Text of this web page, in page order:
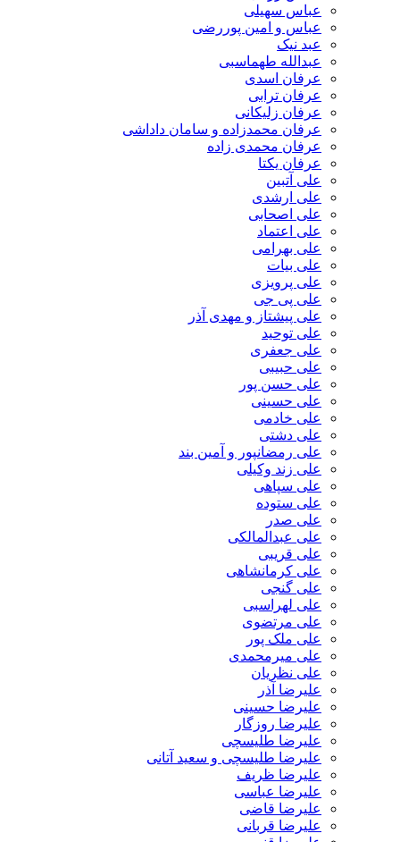
عباس سهیلی
عباس و امین پوررضی
عبد نیک
عبدالله طهماسبی‎
عرفان اسدی
عرفان ترابی
عرفان زلیکانی
عرفان محمدزاده و سامان داداشی
عرفان محمدی زاده
عرفان یکتا
علی آتبین
علی ارشدی
علی اصحابی
علی اعتماد
علی بهرامی
علی بیات
علی پرویزی
علی پی جی
علی پیشتاز و مهدی آذر
علی توحید
علی جعفری
علی حبیبی
علی حسن پور
علی حسینی
علی خادمی
علی دشتی
علی رمضانپور و آمین بند
علی زند وکیلی
علی سپاهی
علی ستوده
علی صدر
علی عبدالمالکی
علی قریبی
علی کرمانشاهی
علی گنجی
علی لهراسبی
علی مرتضوی
علی ملک پور
علی میرمحمدی
علی نظریان
علیرضا آذر
علیرضا حسینی
علیرضا روزگار
علیرضا طلیسچی
علیرضا طلیسچی و سعید آتانی
علیرضا ظریف
علیرضا عباسی
علیرضا قاضی
علیرضا قربانی